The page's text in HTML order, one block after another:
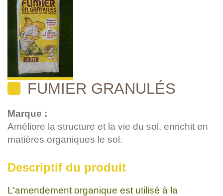
FUMIER GRANULÉS
Marque :
Améliore la structure et la vie du sol, enrichit en
matières organiques le sol.
Descriptif du produit
L'amendement organique est utilisé à la